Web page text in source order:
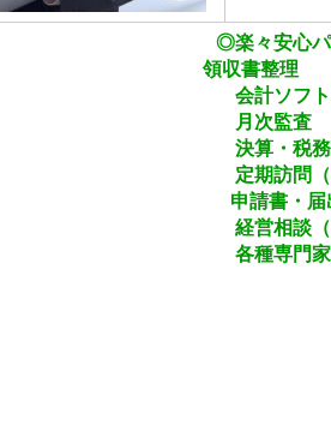
パックに含ま
領収書整理
フトの入
監査
税務申
（基本3か月
届出書の作成
電話または
家のご